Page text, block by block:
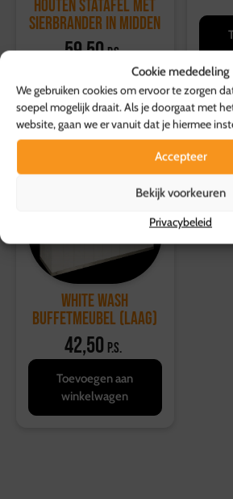
Cookie mededeling
We gebruiken cookies om ervoor te zorgen
soepel mogelijk draait. Als je doorgaat met
website, gaan we er vanuit dat je hiermee
Accepteer
Bekijk voorkeuren
Privacybeleid
HOUTEN STATAFEL MET
SIERBRANDER IN MIDDEN
59,50p.s.
Toevoegen aan
winkelwagen
White wash
buffetmeubel (laag)
42,50 p.s.
Toevoegen aan
winkelwagen